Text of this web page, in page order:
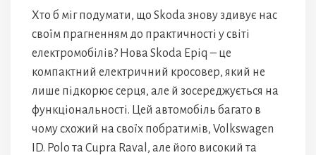
Хто б міг подумати, що Skoda знову здивує нас
своїм прагненням до практичності у світі
електромобілів? Нова Skoda Epiq – це
компактний електричний кросовер, який не
лише підкорює серця, але й зосереджується на
функціональності. Цей автомобіль багато в
чому схожий на своїх побратимів, Volkswagen
ID. Polo та Cupra Raval, але його високий та